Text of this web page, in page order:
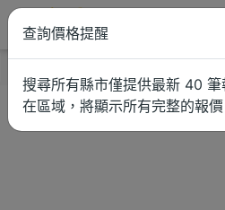
查詢價格提醒
搜尋所有縣市僅提供最新 40
在區域，將顯示所有完整的報價